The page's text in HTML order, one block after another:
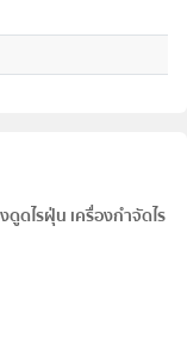
ดูดไรฝุ่น เครื่องกำจัดไร